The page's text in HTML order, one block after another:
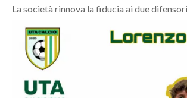
AGENDA
CRONACA
ITALIA
La società rinnova la fiducia ai due difensori